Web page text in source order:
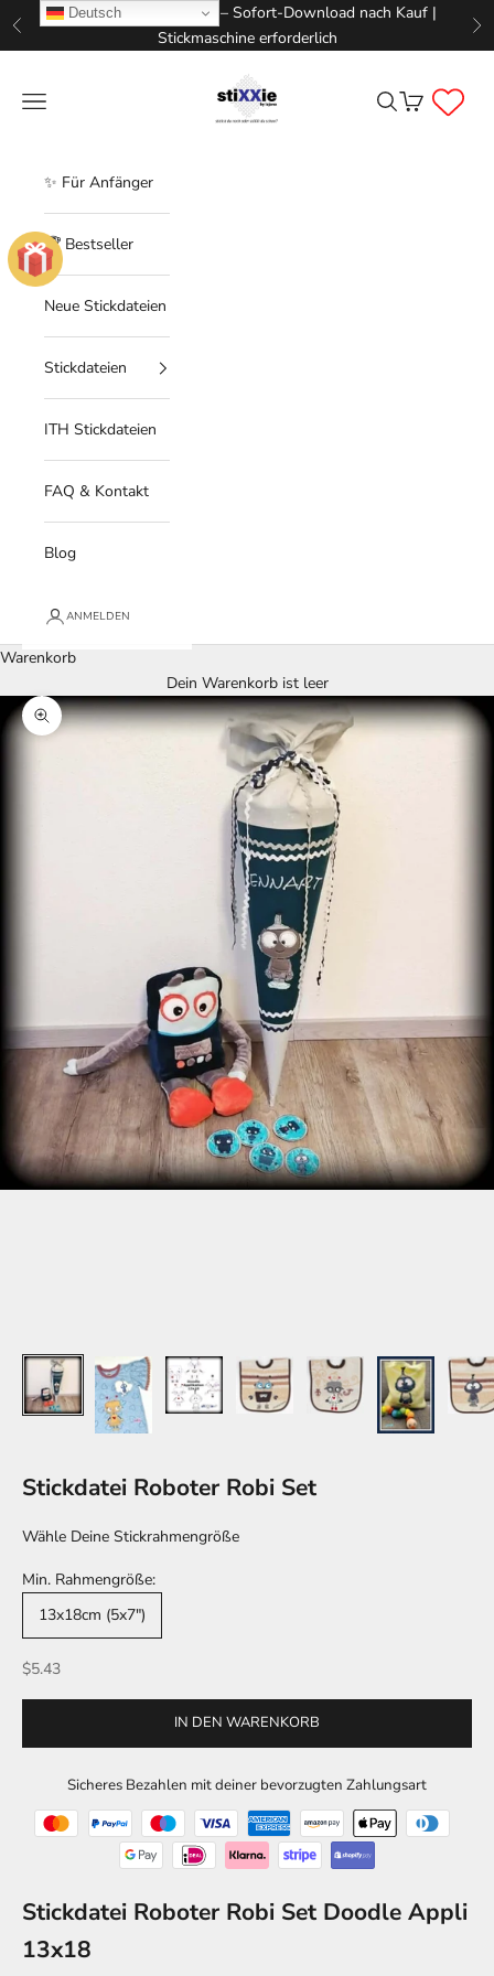
Zum Inhalt springen
Zurück
📥 Digitale Stickdateien – Sofort-Download nach Kauf |
Stickmaschine erforderlich
STIXXIE LLC
Menü
SuchenWarenkorb
✨ Für Anfänger
🏆 Bestseller
Neue Stickdateien
Stickdateien
ITH Stickdateien
FAQ & Kontakt
Blog
ANMELDEN
Warenkorb
Dein Warenkorb ist leer
Bild vergrößern
Stickdatei Roboter Robi Set
Wähle Deine Stickrahmengröße
Min. Rahmengröße:
13x18cm (5x7")
Angebot
$5.43
IN DEN WARENKORB
Sicheres Bezahlen mit deiner bevorzugten Zahlungsart
Stickdatei Roboter Robi Set Doodle Appli
13x18
Deutsch